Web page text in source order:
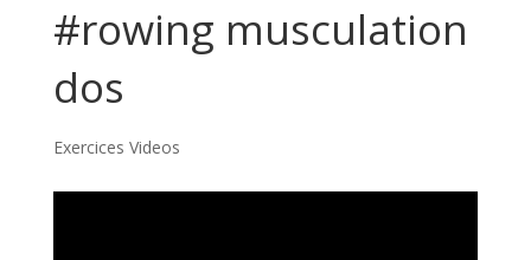
#rowing musculation
dos
Exercices Videos